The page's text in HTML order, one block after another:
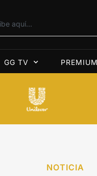
GG TV PREMIUM
NOTICIA